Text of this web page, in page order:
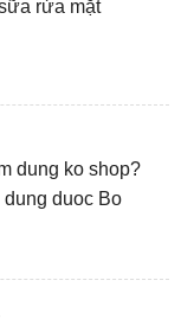
rửa mặt
dung ko shop?
dung duoc Bo